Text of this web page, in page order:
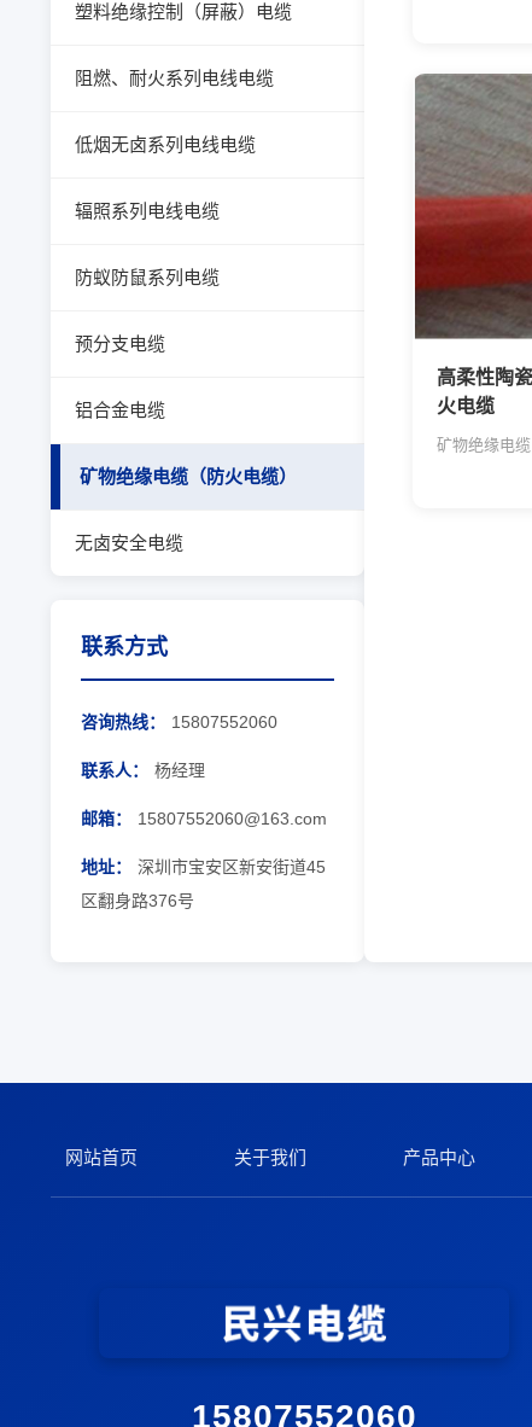
塑料绝缘控制（屏蔽）电缆
阻燃、耐火系列电线电缆
低烟无卤系列电线电缆
辐照系列电线电缆
防蚁防鼠系列电缆
预分支电缆
铝合金电缆
矿物绝缘电缆（防火电缆）
无卤安全电缆
联系方式
咨询热线： 15807552060
联系人： 杨经理
邮箱： 15807552060@163.com
地址：
深圳市宝安区新安街道45
区翻身路376号
高柔性陶
火电缆
矿物绝缘电缆
网站首页 关于我们 产品中心
15807552060